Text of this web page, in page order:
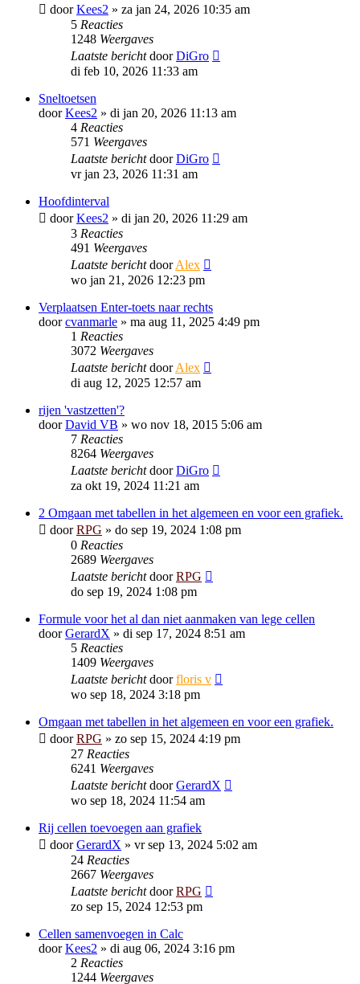
doorKees2 » za jan 24, 2026 10:35 am
5 Reacties
1248 Weergaves
Laatste berichtdoorDiGro
di feb 10, 2026 11:33 am
Sneltoetsen
doorKees2 » di jan 20, 2026 11:13 am
4 Reacties
571 Weergaves
Laatste berichtdoorDiGro
vr jan 23, 2026 11:31 am
Hoofdinterval
doorKees2 » di jan 20, 2026 11:29 am
3 Reacties
491 Weergaves
Laatste berichtdoorAlex
wo jan 21, 2026 12:23 pm
Verplaatsen Enter-toets naar rechts
doorcvanmarle » ma aug 11, 2025 4:49 pm
1 Reacties
3072 Weergaves
Laatste berichtdoorAlex
di aug 12, 2025 12:57 am
rijen 'vastzetten'?
doorDavid VB » wo nov 18, 2015 5:06 am
7 Reacties
8264 Weergaves
Laatste berichtdoorDiGro
za okt 19, 2024 11:21 am
2 Omgaan met tabellen in het algemeen en voor een grafiek.
doorRPG » do sep 19, 2024 1:08 pm
0 Reacties
2689 Weergaves
Laatste berichtdoorRPG
do sep 19, 2024 1:08 pm
Formule voor het al dan niet aanmaken van lege cellen
doorGerardX » di sep 17, 2024 8:51 am
5 Reacties
1409 Weergaves
Laatste berichtdoorfloris v
wo sep 18, 2024 3:18 pm
Omgaan met tabellen in het algemeen en voor een grafiek.
doorRPG » zo sep 15, 2024 4:19 pm
27 Reacties
6241 Weergaves
Laatste berichtdoorGerardX
wo sep 18, 2024 11:54 am
Rij cellen toevoegen aan grafiek
doorGerardX » vr sep 13, 2024 5:02 am
24 Reacties
2667 Weergaves
Laatste berichtdoorRPG
zo sep 15, 2024 12:53 pm
Cellen samenvoegen in Calc
doorKees2 » di aug 06, 2024 3:16 pm
2 Reacties
1244 Weergaves